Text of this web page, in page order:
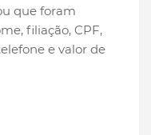
que foram
filiação, CPF,
e valor de